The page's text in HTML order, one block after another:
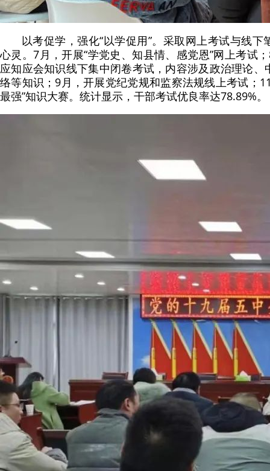
以考促学，强化“以学促用”。采取网上考试与线
心灵。7月，开展“学党史、知县情、感党恩”网上考试
应知应会知识线下集中闭卷考试，内容涉及政治理论、
络等知识；9月，开展党纪党规和监察法规线上考试；
最强”知识大赛。统计显示，干部考试优良率达78.89%。